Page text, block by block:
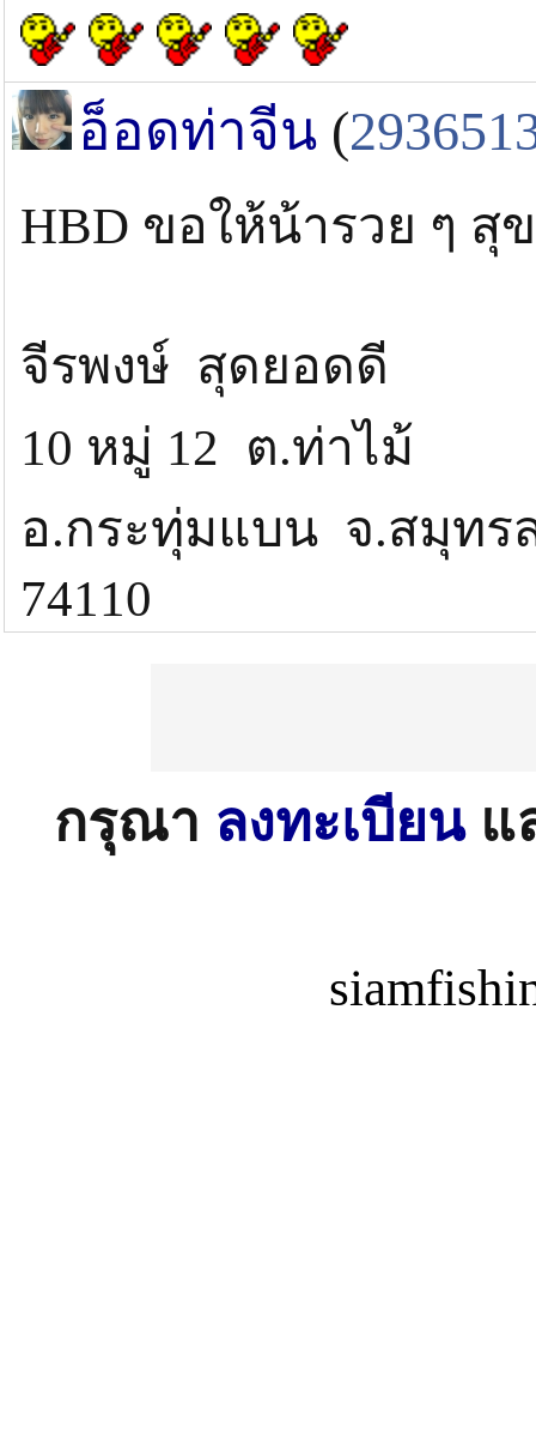
อ็อดท่าจีน (
HBD ขอให้น้ารวย ๆ
จีรพงษ์ สุดยอดดี
10 หมู่ 12 ต.ท่าไม้
อ.กระทุ่มแบน จ.สมุทร
74110
กรุณา ลงทะเบียนแ